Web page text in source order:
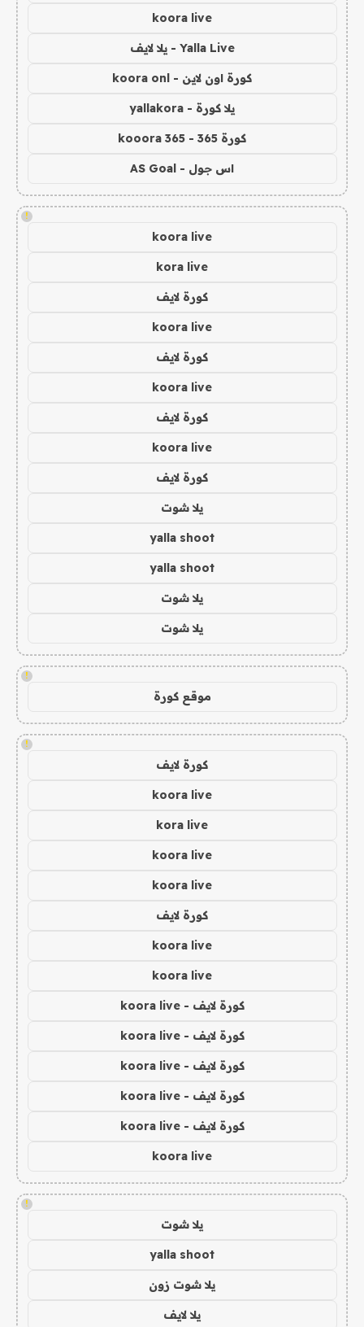
koora live
Yalla Live - يلا لايف
كورة اون لاين - koora onl
يلا كورة - yallakora
كورة 365 - kooora 365
اس جول - AS Goal
!
koora live
kora live
كورة لايف
koora live
كورة لايف
koora live
كورة لايف
koora live
كورة لايف
يلا شوت
yalla shoot
yalla shoot
يلا شوت
يلا شوت
!
موقع كورة
!
كورة لايف
koora live
kora live
koora live
koora live
كورة لايف
koora live
koora live
كورة لايف - koora live
كورة لايف - koora live
كورة لايف - koora live
كورة لايف - koora live
كورة لايف - koora live
koora live
!
يلا شوت
yalla shoot
يلا شوت زون
يلا لايف